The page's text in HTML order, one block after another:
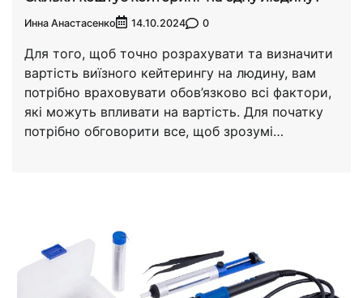
Инна Анастасенко 14.10.2024 0
Для того, щоб точно розрахувати та визначити
вартість виїзного кейтерингу на людину, вам
потрібно враховувати обов’язково всі фактори,
які можуть впливати на вартість. Для початку
потрібно обговорити все, щоб зрозумі…